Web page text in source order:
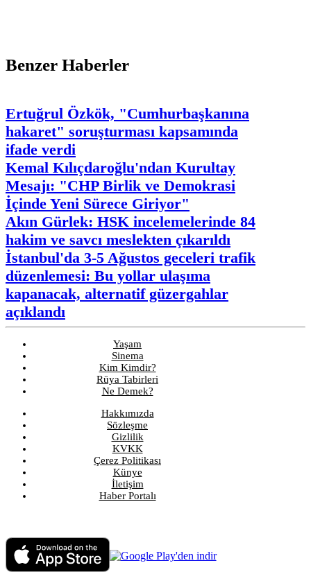
Benzer Haberler
Ertuğrul Özkök, "Cumhurbaşkanına
hakaret" soruşturması kapsamında
ifade verdi
Kemal Kılıçdaroğlu'ndan Kurultay
Mesajı: "CHP Birlik ve Demokrasi
İçinde Yeni Sürece Giriyor"
Akın Gürlek: HSK incelemelerinde 84
hakim ve savcı meslekten çıkarıldı
İstanbul'da 3-5 Ağustos geceleri trafik
düzenlemesi: Bu yollar ulaşıma
kapanacak, alternatif güzergahlar
açıklandı
Yaşam
Sinema
Kim Kimdir?
Rüya Tabirleri
Ne Demek?
Hakkımızda
Sözleşme
Gizlilik
KVKK
Çerez Politikası
Künye
İletişim
Haber Portalı